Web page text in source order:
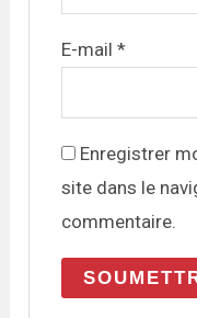
E-mail *
Enregistrer
site dans le
commentaire.